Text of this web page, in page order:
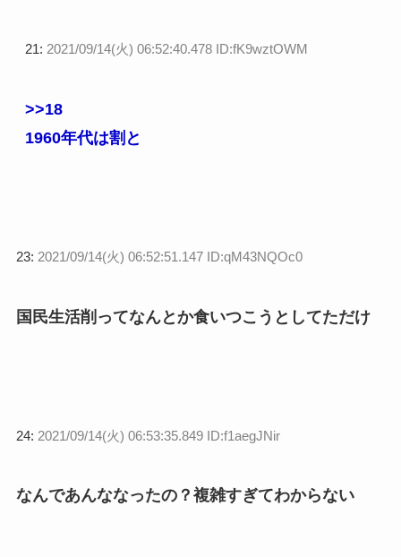
21: 2021/09/14(火) 06:52:40.478 ID:fK9wztOWM
>>18
1960年代は割と
23: 2021/09/14(火) 06:52:51.147 ID:qM43NQOc0
国民生活削ってなんとか食いつこうとしてただけ
24: 2021/09/14(火) 06:53:35.849 ID:f1aegJNir
なんであんななったの？複雑すぎてわからない